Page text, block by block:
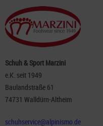
Schuh & Sport Marzini
e.K. seit 1949
Baulandstraße 61
74731 Walldürn-Altheim
schuhservice@alpinismo.de